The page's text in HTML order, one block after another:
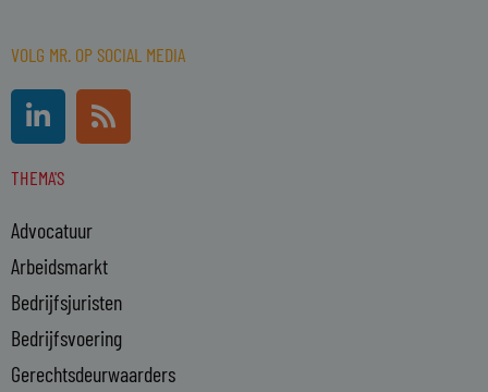
VOLG MR. OP SOCIAL MEDIA
L
i
n
k
d
i
n
-
i
n
R
s
s
THEMA'S
Advocatuur
Arbeidsmarkt
Bedrijfsjuristen
Bedrijfsvoering
Gerechtsdeurwaarders